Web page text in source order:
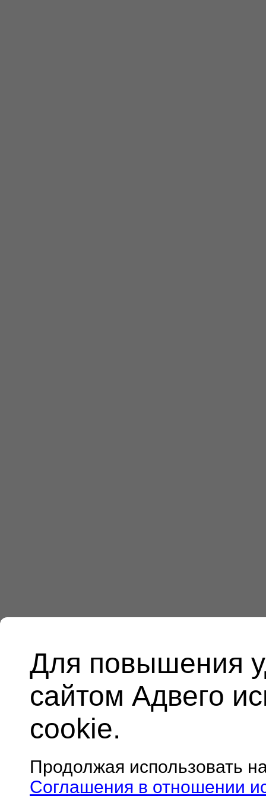
Для повышения
сайтом Адвего
cookie.
Продолжая использовать
Соглашения в отношении